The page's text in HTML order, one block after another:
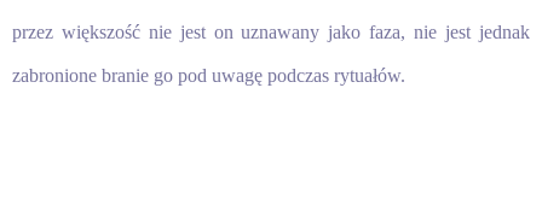
przez większość nie jest on uznawany jako faza, nie jest jednak
zabronione branie go pod uwagę podczas rytuałów.